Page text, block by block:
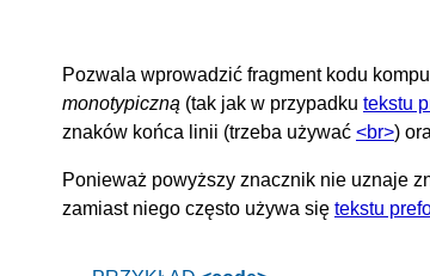
Pozwala wprowadzić fragment kodu
monotypiczną (tak jak w przypadku tekstu
znaków końca linii (trzeba używać <br>)
Ponieważ powyższy znacznik nie uznaje
zamiast niego często używa się tekstu